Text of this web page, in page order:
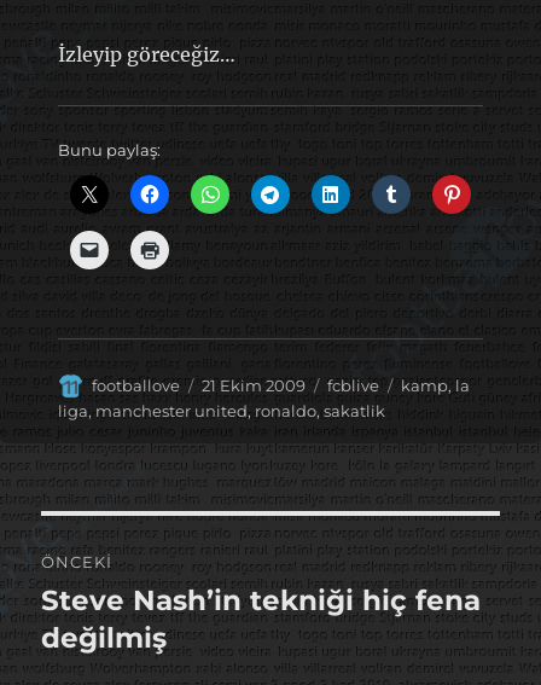
İzleyip göreceğiz…
Bunu paylaş:
Yazar
footballove
Yayın
tarihi
21 Ekim 2009 Kategoriler
fcblive Etiketler
kamp, la
liga, manchester united, ronaldo, sakatlik
Yazı
gezinmesi
ÖNCEKI
Önceki
yazı:
Steve Nash’in tekniği hiç fena
değilmiş